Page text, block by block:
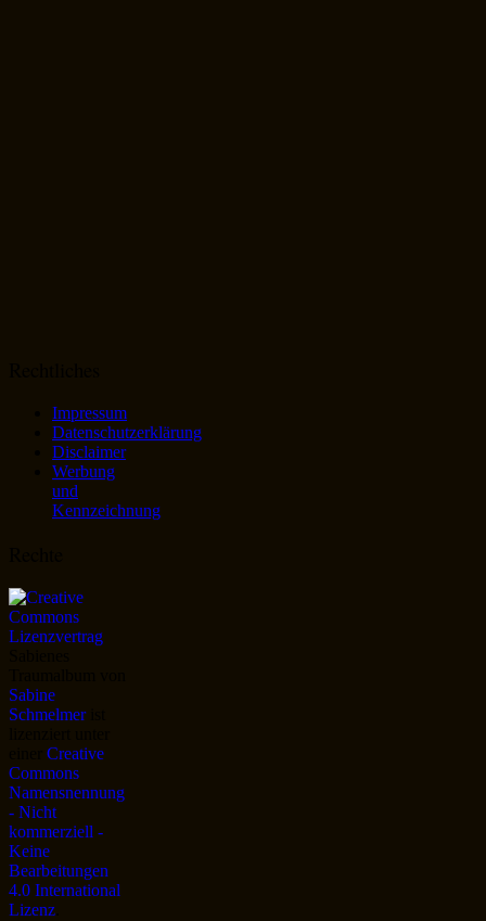
Impressum
Datenschutzerklärung
Disclaimer
Werbung
und
Kennzeichnung
Sabine
Schmelmerist
Creative
Commons
Namensnennung
- Nicht
kommerziell -
Keine
Bearbeitungen
4.0 International
Lizenz